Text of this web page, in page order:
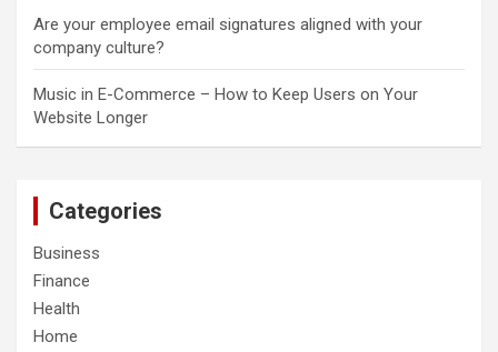
Are your employee email signatures aligned with your
company culture?
Music in E-Commerce – How to Keep Users on Your
Website Longer
Categories
Business
Finance
Health
Home